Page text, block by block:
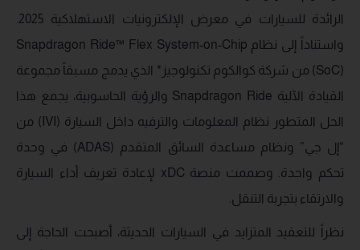
واستناداً إلى نظام Snapdragon Ride™ Flex System-on-Chip
(SoC) من شركة كوالكوم تكنولوجيز* الذي يدمج مسبقاً مجموعة
القيادة الآلية Snapdragon Ride والرؤية الحاسوبية، يجمع هذا
الحل المتطور نظام المعلومات والترفيه داخل السيارة (IVI) من
“إل جي” ونظام مساعدة السائق المتقدم (ADAS) في وحدة
تحكم واحدة. وصممت منصة xDC لإعادة تعريف أداء السيارة
والارتقاء بتجربة التنقل.
نظراً للتعقيد المتزايد في السيارات الحديثة، أصبحت الحاجة إلى